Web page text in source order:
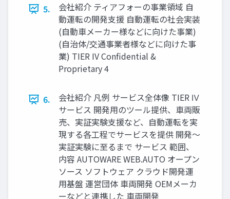
5.
会社紹介 ティアフォーの事業領域 自
動運転の開発支援 自動運転の社会実装
(自動車メーカー様などに向けた事業)
(自治体/交通事業者様などに向けた事
業) TIER IV Confidential &
Proprietary 4
6.
会社紹介 凡例 サービス全体像 TIER Ⅳ
サービス 開発用のツール提供、車両販
売、実証実験支援など、自動運転を実
現する各工程でサービスを提供 開発～
実証実験に至るまで サービス 範囲、
内容 AUTOWARE WEB.AUTO オープン
ソース ソフトウェア クラウド開発運
用基盤 運営団体 車両開発 OEMメーカ
ーなどと連携した 車両開発